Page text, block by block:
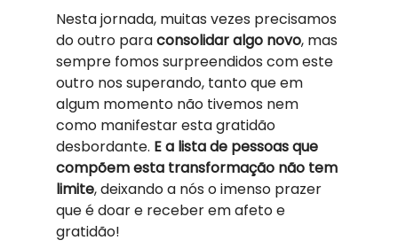
Nesta jornada, muitas vezes precisamos
do outro para consolidar algo novo, mas
sempre fomos surpreendidos com este
outro nos superando, tanto que em
algum momento não tivemos nem
como manifestar esta gratidão
desbordante. E a lista de pessoas que
compõem esta transformação não tem
limite, deixando a nós o imenso prazer
que é doar e receber em afeto e
gratidão!